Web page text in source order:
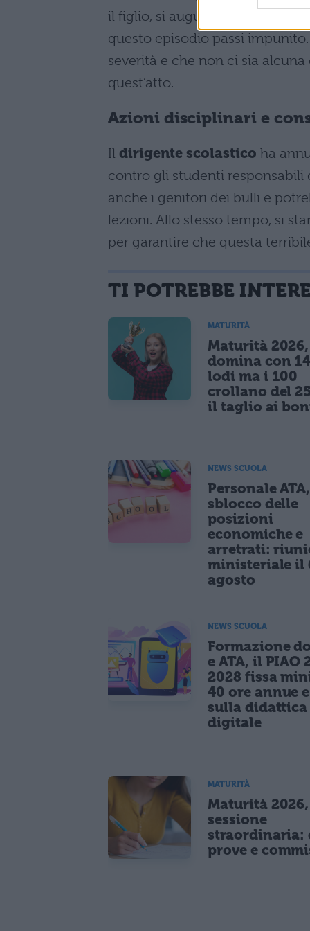
il figlio, si augura che venga
questo episodio passi
severità e che non ci sia
quest’atto.
Azioni disciplinari e
Il dirigente scolastico ha
contro gli studenti responsabili
anche i genitori dei bulli e
lezioni. Allo stesso tempo, si
per garantire che questa
TI POTREBBE
MATURITÀ
Maturità
domina con
lodi ma i 100
crollano del
il taglio ai
NEWS SCUOLA
Personale ATA,
sblocco delle
posizioni
economiche e
arretrati:
ministeriale il
agosto
NEWS SCUOLA
Formazione
e ATA, il PIAO
2028 fissa
40 ore annue
sulla didattica
digitale
MATURITÀ
Maturità 2026,
sessione
straordinaria:
prove e